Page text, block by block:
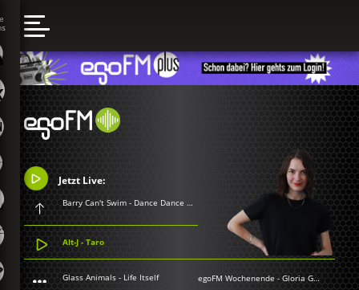
Jetzt Live:
Barry Can't Swim - Dance Dance Dance
Alt-J - Taro
Glass Animals - Life Itself egoFM Wochenende -Gloria Grünwald